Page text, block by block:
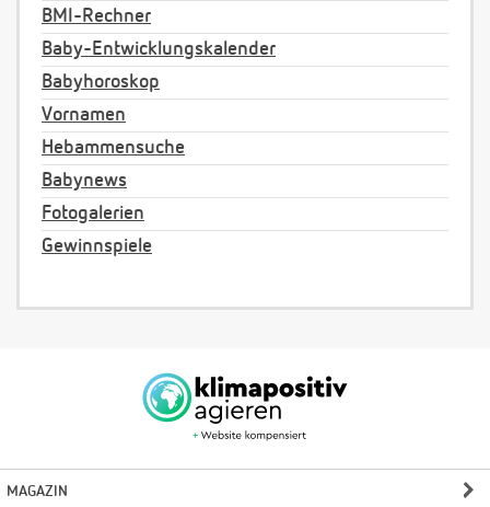
BMI-Rechner
Baby-Entwicklungskalender
Babyhoroskop
Vornamen
Hebammensuche
Babynews
Fotogalerien
Gewinnspiele
MAGAZIN